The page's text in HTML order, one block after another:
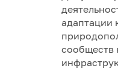
адаптации
сообществ